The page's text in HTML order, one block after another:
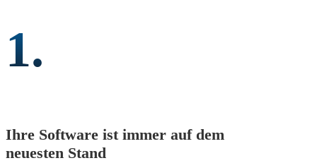
1.
Ihre Software ist immer auf dem
neuesten Stand